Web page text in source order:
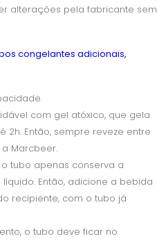
alterações pela fabricante sem
congelantes adicionais,
com gel atóxico, que gela
2h. Então, sempre reveze entre
Marcbeer.
tubo apenas conserva a
Então, adicione a bebida
recipiente, com o tubo já
o tubo deve ficar no